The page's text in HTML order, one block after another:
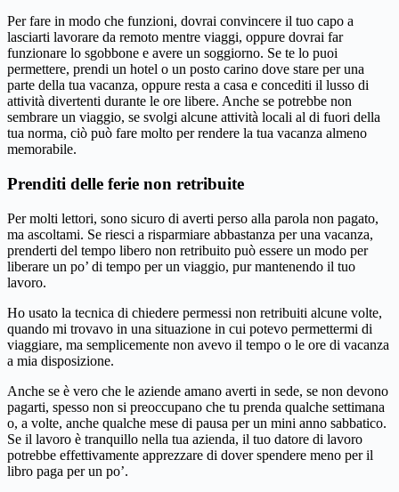
Per fare in modo che funzioni, dovrai convincere il tuo capo a
lasciarti lavorare da remoto mentre viaggi, oppure dovrai far
funzionare lo sgobbone e avere un soggiorno. Se te lo puoi
permettere, prendi un hotel o un posto carino dove stare per una
parte della tua vacanza, oppure resta a casa e concediti il ​​lusso di
attività divertenti durante le ore libere. Anche se potrebbe non
sembrare un viaggio, se svolgi alcune attività locali al di fuori della
tua norma, ciò può fare molto per rendere la tua vacanza almeno
memorabile.
Prenditi delle ferie non retribuite
Per molti lettori, sono sicuro di averti perso alla parola non pagato,
ma ascoltami. Se riesci a risparmiare abbastanza per una vacanza,
prenderti del tempo libero non retribuito può essere un modo per
liberare un po’ di tempo per un viaggio, pur mantenendo il tuo
lavoro.
Ho usato la tecnica di chiedere permessi non retribuiti alcune volte,
quando mi trovavo in una situazione in cui potevo permettermi di
viaggiare, ma semplicemente non avevo il tempo o le ore di vacanza
a mia disposizione.
Anche se è vero che le aziende amano averti in sede, se non devono
pagarti, spesso non si preoccupano che tu prenda qualche settimana
o, a volte, anche qualche mese di pausa per un mini anno sabbatico.
Se il lavoro è tranquillo nella tua azienda, il tuo datore di lavoro
potrebbe effettivamente apprezzare di dover spendere meno per il
libro paga per un po’.